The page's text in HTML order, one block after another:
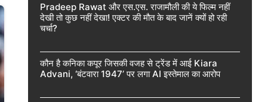
Pradeep Rawat और एस.एस. राजामौली की ये फिल्म नहीं
देखी तो कुछ नहीं देखा! एक्टर की मौत के बाद जानें क्यों हो रही
चर्चा?
कौन है कनिका कपूर जिसकी वजह से ट्रेंड में आई Kiara
Advani, ‘बंटवारा 1947’ पर लगा AI इस्तेमाल का आरोप